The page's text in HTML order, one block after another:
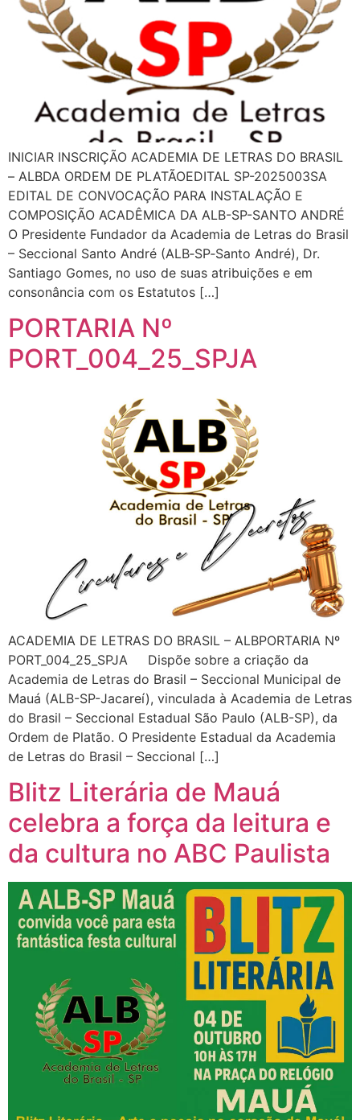
INICIAR INSCRIÇÃO ACADEMIA DE LETRAS DO BRASIL
– ALBDA ORDEM DE PLATÃOEDITAL SP-2025003SA
EDITAL DE CONVOCAÇÃO PARA INSTALAÇÃO E
COMPOSIÇÃO ACADÊMICA DA ALB-SP-SANTO ANDRÉ
O Presidente Fundador da Academia de Letras do Brasil
– Seccional Santo André (ALB‑SP‑Santo André), Dr.
Santiago Gomes, no uso de suas atribuições e em
consonância com os Estatutos […]
PORTARIA Nº
PORT_004_25_SPJA
ACADEMIA DE LETRAS DO BRASIL – ALBPORTARIA Nº
PORT_004_25_SPJA Dispõe sobre a criação da
Academia de Letras do Brasil – Seccional Municipal de
Mauá (ALB-SP-Jacareí), vinculada à Academia de Letras
do Brasil – Seccional Estadual São Paulo (ALB-SP), da
Ordem de Platão. O Presidente Estadual da Academia
de Letras do Brasil – Seccional […]
Blitz Literária de Mauá
celebra a força da leitura e
da cultura no ABC Paulista